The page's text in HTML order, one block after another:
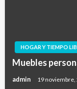
HOGAR Y TIEMPO
Muebles
admin 19 noviembre,